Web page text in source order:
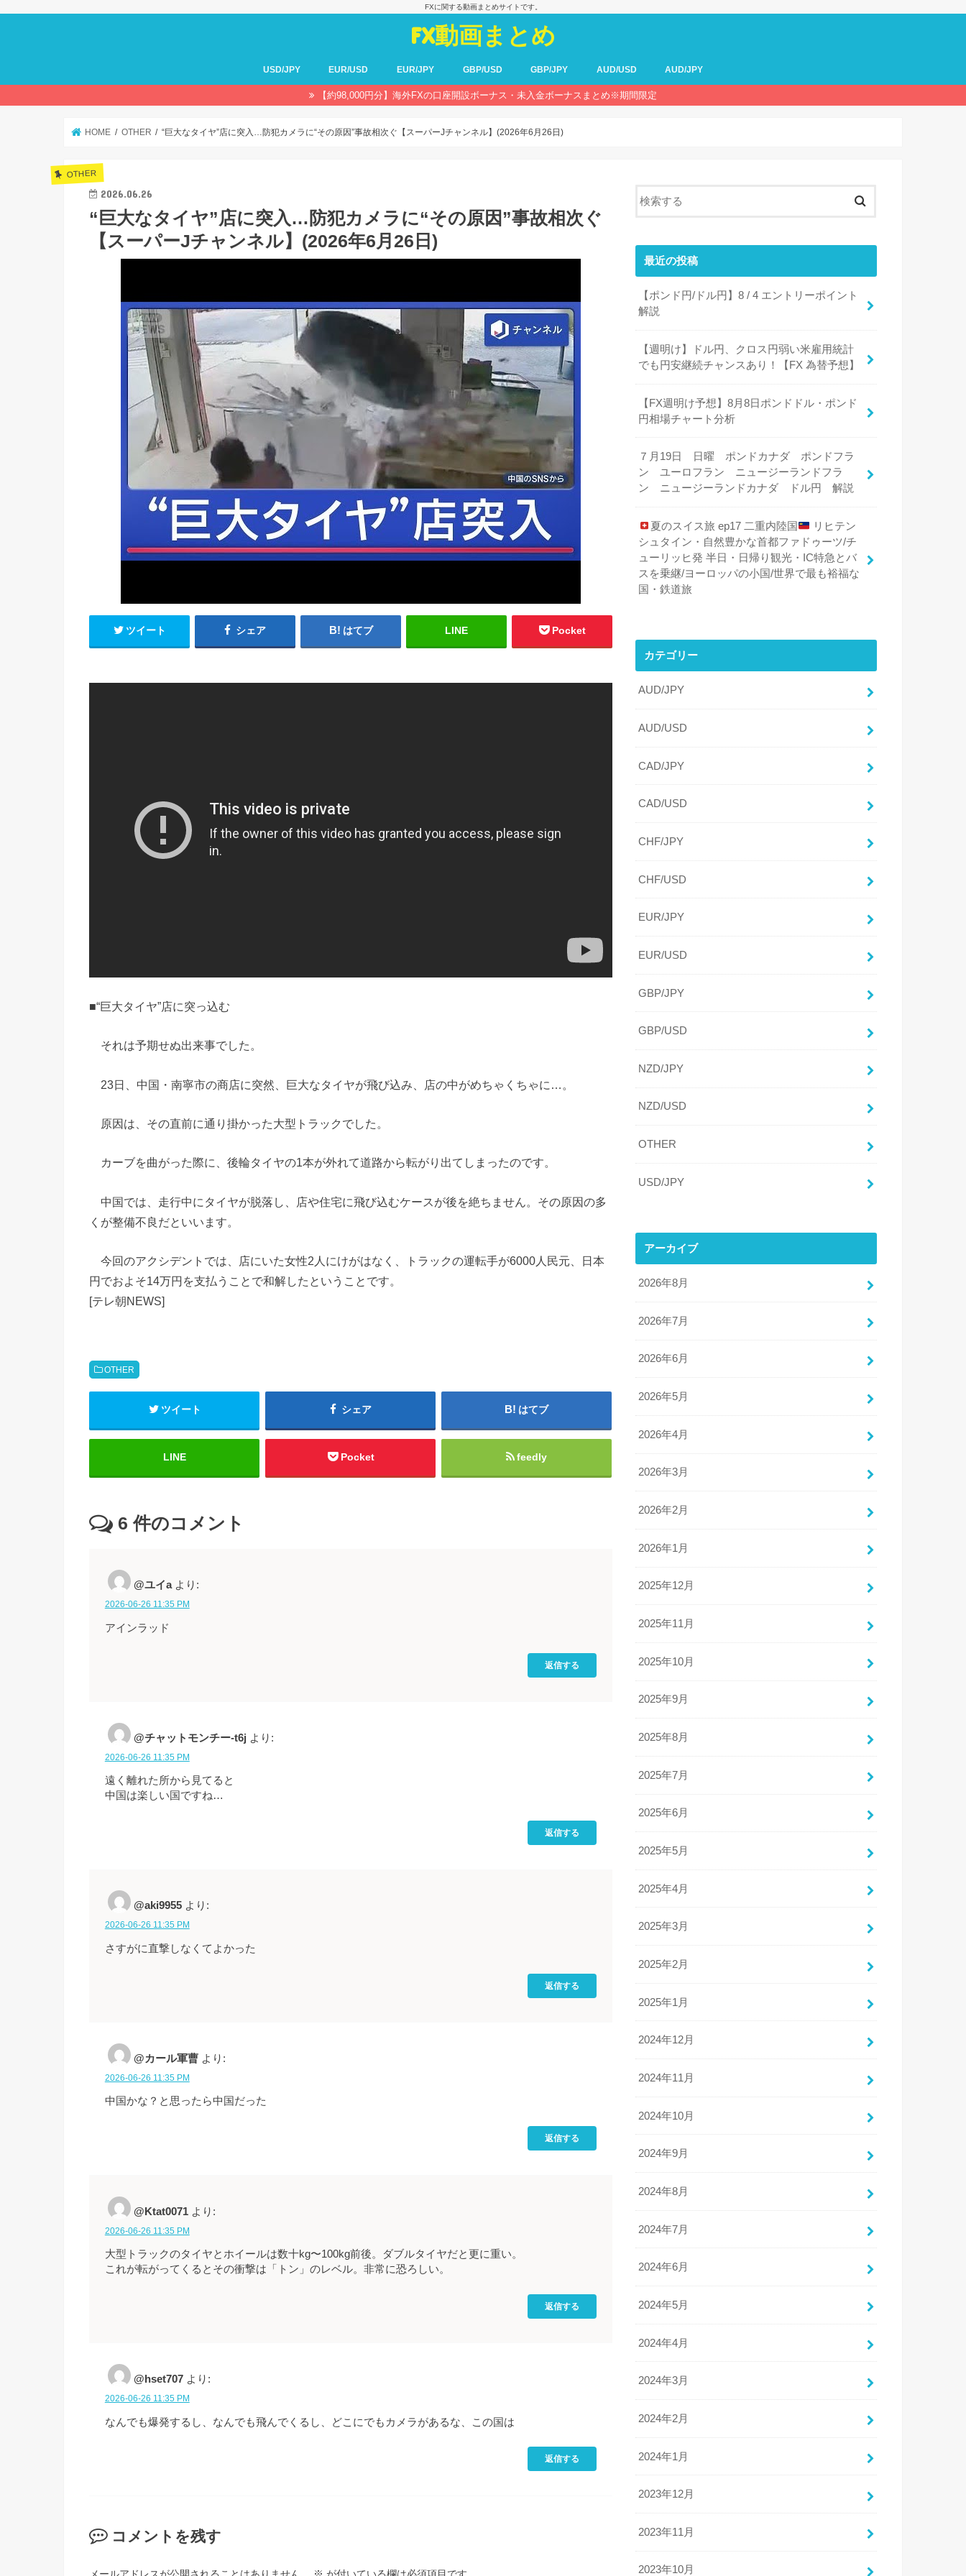
FXに関する動画まとめサイトです。
FX動画まとめ
USD/JPY EUR/USD EUR/JPY GBP/USD GBP/JPY AUD/USD AUD/JPY
【約98,000円分】海外FXの口座開設ボーナス・未入金ボーナスまとめ※期間限定
HOME OTHER “巨大なタイヤ”店に突入…防犯カメラに“その原因”事故相次ぐ【スーパーJチャンネル】(2026年6月26日)
OTHER
2026.06.26
“巨大なタイヤ”店に突入…防犯カメラに“その原因”事故相次ぐ
【スーパーJチャンネル】(2026年6月26日)
ツイート シェア はてブ LINE Pocket
■“巨大タイヤ”店に突っ込む
それは予期せぬ出来事でした。
23日、中国・南寧市の商店に突然、巨大なタイヤが飛び込み、店の中がめちゃくちゃに…。
原因は、その直前に通り掛かった大型トラックでした。
カーブを曲がった際に、後輪タイヤの1本が外れて道路から転がり出てしまったのです。
中国では、走行中にタイヤが脱落し、店や住宅に飛び込むケースが後を絶ちません。その原因の多
くが整備不良だといいます。
今回のアクシデントでは、店にいた女性2人にけがはなく、トラックの運転手が6000人民元、日本
円でおよそ14万円を支払うことで和解したということです。
[テレ朝NEWS]
OTHER
ツイート シェア はてブ
LINE Pocket feedly
6 件のコメント
@ユイa より:
2026-06-26 11:35 PM
アインラッド
返信する
@チャットモンチー-t6j より:
2026-06-26 11:35 PM
遠く離れた所から見てると
中国は楽しい国ですね…
返信する
@aki9955 より:
2026-06-26 11:35 PM
さすがに直撃しなくてよかった
返信する
@カール軍曹 より:
2026-06-26 11:35 PM
中国かな？と思ったら中国だった
返信する
@Ktat0071 より:
2026-06-26 11:35 PM
大型トラックのタイヤとホイールは数十kg〜100kg前後。ダブルタイヤだと更に重い。
これが転がってくるとその衝撃は「トン」のレベル。非常に恐ろしい。
返信する
@hset707 より:
2026-06-26 11:35 PM
なんでも爆発するし、なんでも飛んでくるし、どこにでもカメラがあるな、この国は
返信する
コメントを残す
最近の投稿
【ポンド円/ドル円】8 / 4 エントリーポイント
解説
【週明け】ドル円、クロス円弱い米雇用統計
でも円安継続チャンスあり！【FX 為替予想】
【FX週明け予想】8月8日ポンドドル・ポンド
円相場チャート分析
７月19日 日曜 ポンドカナダ ポンドフラ
ン ユーロフラン ニュージーランドフラ
ン ニュージーランドカナダ ドル円 解説
夏のスイス旅 ep17 二重内陸国
リヒテン
シュタイン・自然豊かな首都ファドゥーツ/チ
ューリッヒ発 半日・日帰り観光・IC特急とバ
スを乗継/ヨーロッパの小国/世界で最も裕福な
国・鉄道旅
カテゴリー
AUD/JPY
AUD/USD
CAD/JPY
CAD/USD
CHF/JPY
CHF/USD
EUR/JPY
EUR/USD
GBP/JPY
GBP/USD
NZD/JPY
NZD/USD
OTHER
USD/JPY
アーカイブ
2026年8月
2026年7月
2026年6月
2026年5月
2026年4月
2026年3月
2026年2月
2026年1月
2025年12月
2025年11月
2025年10月
2025年9月
2025年8月
2025年7月
2025年6月
2025年5月
2025年4月
2025年3月
2025年2月
2025年1月
2024年12月
2024年11月
2024年10月
2024年9月
2024年8月
2024年7月
2024年6月
2024年5月
2024年4月
2024年3月
2024年2月
2024年1月
2023年12月
2023年11月
2023年10月